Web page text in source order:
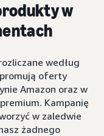
w
według
oferty
Amazon oraz w
Kampanię
w zaledwie
żadnego